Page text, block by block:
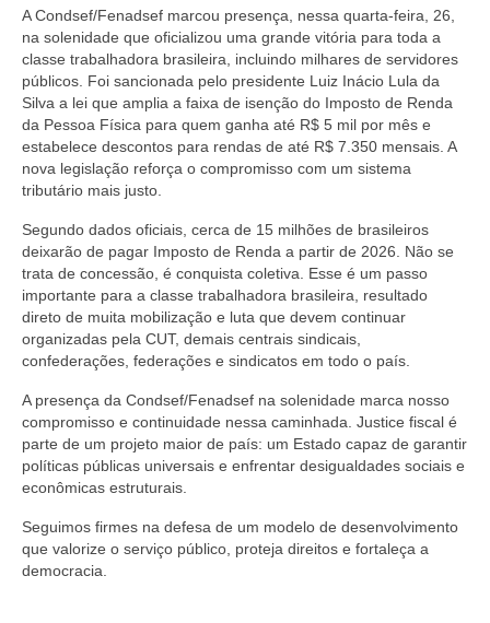
A Condsef/Fenadsef marcou presença, nessa quarta-feira, 26,
na solenidade que oficializou uma grande vitória para toda a
classe trabalhadora brasileira, incluindo milhares de servidores
públicos. Foi sancionada pelo presidente Luiz Inácio Lula da
Silva a lei que amplia a faixa de isenção do Imposto de Renda
da Pessoa Física para quem ganha até R$ 5 mil por mês e
estabelece descontos para rendas de até R$ 7.350 mensais. A
nova legislação reforça o compromisso com um sistema
tributário mais justo.
Segundo dados oficiais, cerca de 15 milhões de brasileiros
deixarão de pagar Imposto de Renda a partir de 2026. Não se
trata de concessão, é conquista coletiva. Esse é um passo
importante para a classe trabalhadora brasileira, resultado
direto de muita mobilização e luta que devem continuar
organizadas pela CUT, demais centrais sindicais,
confederações, federações e sindicatos em todo o país.
A presença da Condsef/Fenadsef na solenidade marca nosso
compromisso e continuidade nessa caminhada. Justice fiscal é
parte de um projeto maior de país: um Estado capaz de garantir
políticas públicas universais e enfrentar desigualdades sociais e
econômicas estruturais.
Seguimos firmes na defesa de um modelo de desenvolvimento
que valorize o serviço público, proteja direitos e fortaleça a
democracia.